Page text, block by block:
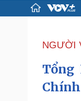
Đảng
Tổ chức
Quốc hội
Nhận diện
NGƯỜI
Tổng